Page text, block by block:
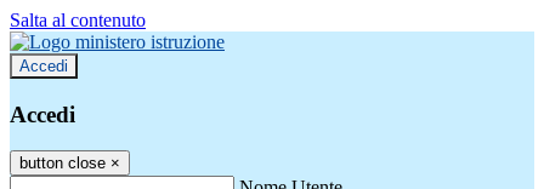
Salta al contenuto
Accedi
Accedi
button close ×